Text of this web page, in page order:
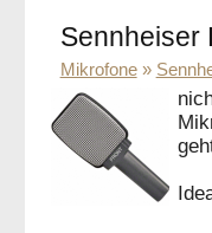
Sennheiser
Mikrofone»